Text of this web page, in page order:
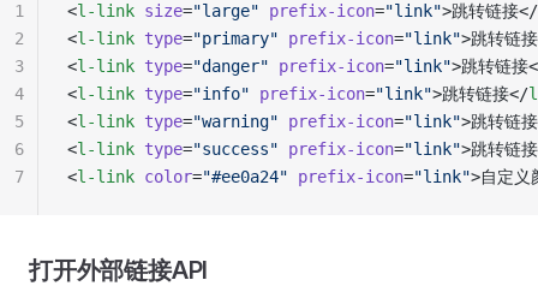
<l-link size="large" prefix-icon="link">跳转链接</
<l-link type="primary" prefix-icon="link">跳转链
<l-link type="danger" prefix-icon="link">跳转链接
<l-link type="info" prefix-icon="link">跳转链接</
<l-link type="warning" prefix-icon="link">跳转链
<l-link type="success" prefix-icon="link">跳转链
<l-link color="#ee0a24" prefix-icon="link">自定义
1
2
3
4
5
6
7
打开外部链接API